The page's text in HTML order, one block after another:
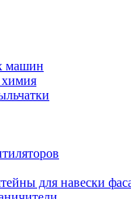
машин
химия
для навески